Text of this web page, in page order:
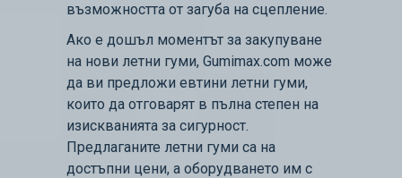
възможността от загуба на сцепление.
Ако е дошъл моментът за закупуване
на нови летни гуми, Gumimax.com може
да ви предложи евтини летни гуми,
които да отговарят в пълна степен на
изискванията за сигурност.
Предлаганите летни гуми са на
достъпни цени, а оборудването им с